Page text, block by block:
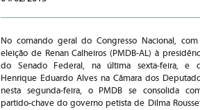
No comando geral do Congresso Nacional,
eleição de Renan Calheiros (PMDB-AL) à
do Senado Federal, na última sexta-feira, e
Henrique Eduardo Alves na Câmara dos
nesta segunda-feira, o PMDB se consolida
partido-chave do governo petista de Dilma